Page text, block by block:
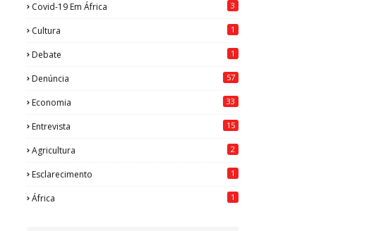
Covid-19 Em África 3
Cultura 1
Debate 1
Denúncia 57
Economia 33
Entrevista 15
Agricultura 2
Esclarecimento 1
África 1